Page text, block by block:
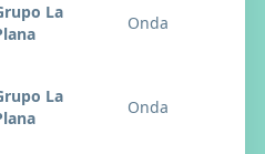
La
Onda
La
Onda